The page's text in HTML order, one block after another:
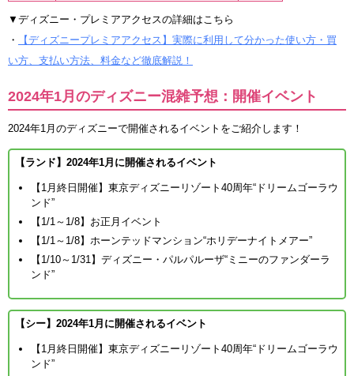
▼ディズニー・プレミアアクセスの詳細はこちら
・
【ディズニープレミアアクセス】実際に利用して分かった使い方・買
い方、支払い方法、料金など徹底解説！
2024年1月のディズニー混雑予想：開催イベント
2024年1月のディズニーで開催されるイベントをご紹介します！
【ランド】2024年1月に開催されるイベント
【1月終日開催】東京ディズニーリゾート40周年“ドリームゴーラウ
ンド”
【1/1～1/8】お正月イベント
【1/1～1/8】ホーンテッドマンション“ホリデーナイトメアー”
【1/10～1/31】ディズニー・パルパルーザ“ミニーのファンダーラ
ンド”
【シー】2024年1月に開催されるイベント
【1月終日開催】東京ディズニーリゾート40周年“ドリームゴーラウ
ンド”